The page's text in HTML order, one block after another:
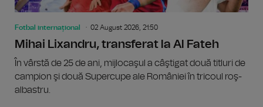
Fotbal internațional 02 August 2026, 21:50
Mihai Lixandru, transferat la Al Fateh
În vârstă de 25 de ani, mijlocaşul a câştigat două titluri de
campion şi două Supercupe ale României în tricoul roş-
albastru.